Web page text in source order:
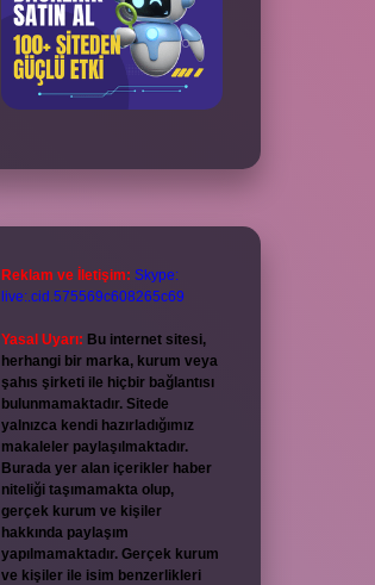
Reklam ve İletişim: Skype:
live:.cid.575569c608265c69
Yasal Uyarı: Bu internet sitesi,
herhangi bir marka, kurum veya
şahıs şirketi ile hiçbir bağlantısı
bulunmamaktadır. Sitede
yalnızca kendi hazırladığımız
makaleler paylaşılmaktadır.
Burada yer alan içerikler haber
niteliği taşımamakta olup,
gerçek kurum ve kişiler
hakkında paylaşım
yapılmamaktadır. Gerçek kurum
ve kişiler ile isim benzerlikleri